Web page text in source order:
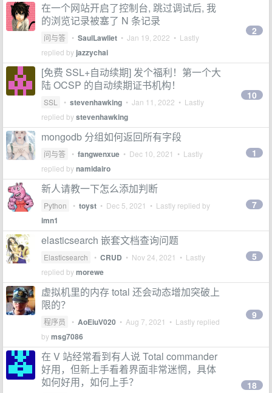
在一个网站开启了控制台, 跳过调试后, 我
的浏览记录被塞了 N 条记录
问与答 • SaulLawliet • Jan 19, 2022 • Lastly
replied by jazzychai
2
[免费 SSL+自动续期] 发个福利！第一个大
陆 OCSP 的自动续期证书机构！
SSL • stevenhawking • Jan 11, 2022 • Lastly
replied bystevenhawking
10
mongodb 分组如何返回所有字段
问与答 • fangwenxue • Dec 10, 2021 • Lastly
replied bynamidairo
1
新人请教一下怎么添加判断
Python • toyst • Dec 5, 2021 • Lastly replied by
imn1
7
elasticsearch 嵌套文档查询问题
Elasticsearch • CRUD • Nov 24, 2021 • Lastly
replied bymorewe
5
虚拟机里的内存 total 还会动态增加突破上
限的？
程序员 • AoEiuV020 • Aug 7, 2021 • Lastly replied
bymsg7086
9
在 V 站经常看到有人说 Total commander
好用，但新上手看着界面非常迷惘，具体
如何好用，如何上手？
18